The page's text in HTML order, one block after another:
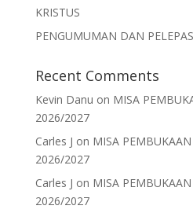
KRISTUS
PENGUMUMAN DAN
Recent Comments
Kevin Danu on MISA
2026/2027
Carles J on MISA
2026/2027
Carles J on MISA
2026/2027